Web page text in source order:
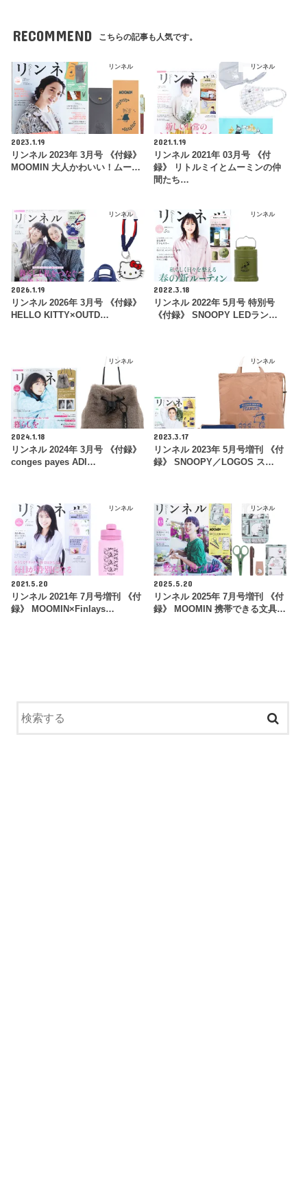
RECOMMEND こちらの記事も人気です。
リンネル
2023.1.19
リンネル 2023年 3月号 《付録》
MOOMIN 大人かわいい！ムー…
リンネル
2021.1.19
リンネル 2021年 03月号 《付
録》 リトルミイとムーミンの仲
間たち…
リンネル
2026.1.19
リンネル 2026年 3月号 《付録》
HELLO KITTY×OUTD…
リンネル
2022.3.18
リンネル 2022年 5月号 特別号
《付録》 SNOOPY LEDラン…
リンネル
2024.1.18
リンネル 2024年 3月号 《付録》
conges payes ADI…
リンネル
2023.3.17
リンネル 2023年 5月号増刊 《付
録》 SNOOPY／LOGOS ス…
リンネル
2021.5.20
リンネル 2021年 7月号増刊 《付
録》 MOOMIN×Finlays…
リンネル
2025.5.20
リンネル 2025年 7月号増刊 《付
録》 MOOMIN 携帯できる文具…